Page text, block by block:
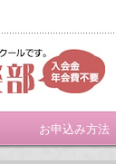
お申込み方法